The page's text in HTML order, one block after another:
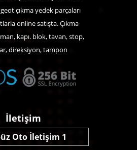
çıkma yedek parçaları
online satışta. Çıkma
kapı. blok, tavan, stop,
direksiyon, tampon
İletişim
Oto İletişim 1